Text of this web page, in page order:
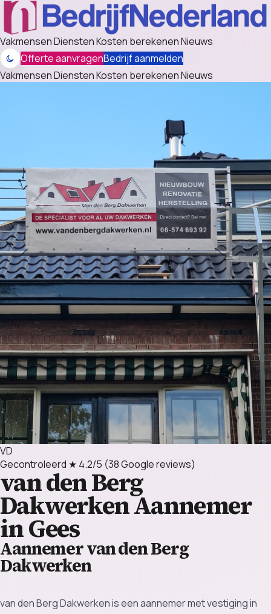
VakmensenDienstenKosten berekenenNieuws
Offerte aanvragenBedrijf aanmelden
VakmensenDienstenKosten berekenenNieuws
VD
Gecontroleerd ★ 4.2/5 (38 Google reviews)
van den Berg
DakwerkenAannemer
in Gees
Aannemer van den Berg
Dakwerken
van den Berg Dakwerken is een aannemer met vestiging in